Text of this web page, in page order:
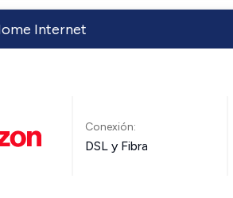
Internet
Conexión:
DSL y Fibra